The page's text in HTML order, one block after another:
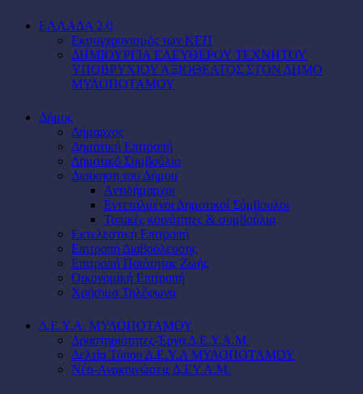
ΕΛΛΑΔΑ 2.0
Εκσυγχρονισμός των ΚΕΠ
ΔΗΜΙΟΥΡΓΙΑ ΕΛΕΥΘΕΡΟΥ ΤΕΧΝΗΤΟΥ
ΥΠΟΒΡΥΧΙΟΥ ΑΞΙΟΘΕΑΤΟΣ ΣΤΟΝ ΔΗΜΟ
ΜΥΛΟΠΟΤΑΜΟΥ
Δήμος
Δήμαρχος
Δημοτική Επιτροπή
Δημοτικό Συμβούλιο
Διοίκηση του Δήμου
Αντιδήμαρχοι
Εντεταλμένοι Δημοτικοί Σύμβουλοι
Τοπικές κοινότητες & συμβούλια
Εκτελεστική Επιτροπή
Επιτροπή Διαβούλευσης
Επιτροπή Ποιότητας Ζωής
Οικονομική Επιτροπή
Χρήσιμα Τηλέφωνα
Δ.Ε.Υ.Α. ΜΥΛΟΠΟΤΑΜΟΥ
Δραστηριότητες-Έργα Δ.Ε.Υ.Α.Μ.
Δελτία Τύπου Δ.Ε.Υ.Α ΜΥΛΟΠΟΤΑΜΟΥ
Νέα-Ανακοινώσεις Δ.ΕΥ.Α.Μ.